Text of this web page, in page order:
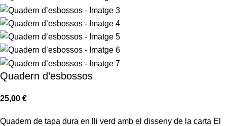
Quadern d’esbossos
25,00 €
Quadern de tapa dura en lli verd amb el disseny de la carta El